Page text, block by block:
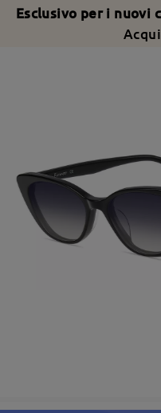
Esclusivo per i nuovi